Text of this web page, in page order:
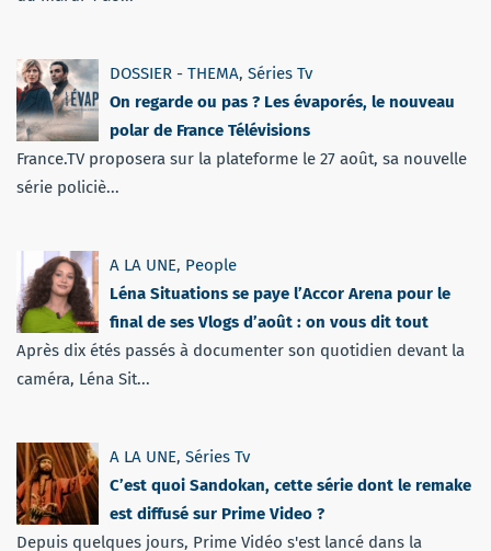
DOSSIER - THEMA, Séries Tv
On regarde ou pas ? Les évaporés, le nouveau
polar de France Télévisions
France.TV proposera sur la plateforme le 27 août, sa nouvelle
série policiè...
A LA UNE, People
Léna Situations se paye l’Accor Arena pour le
final de ses Vlogs d’août : on vous dit tout
Après dix étés passés à documenter son quotidien devant la
caméra, Léna Sit...
A LA UNE, Séries Tv
C’est quoi Sandokan, cette série dont le remake
est diffusé sur Prime Video ?
Depuis quelques jours, Prime Vidéo s'est lancé dans la